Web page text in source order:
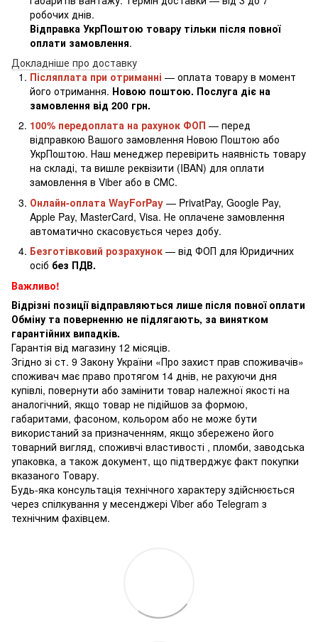
робочих днів.
Відправка УкрПоштою товару тільки після повної
оплати замовлення.
Докладніше про доставку
Післяплата при отриманні — оплата товару в момент
його отримання. Новою поштою. Послуга діє на
замовлення від 200 грн.
100% передоплата на рахунок ФОП — перед
відправкою Вашого замовлення Новою Поштою або
УкрПоштою. Наш менеджер перевірить наявність товару
на складі, та вишле реквізити (IBAN) для оплати
замовлення в Viber або в СМС.
Онлайн-оплата WayForPay — PrivatPay, Google Pay,
Apple Pay, MasterCard, Visa. Не оплачене замовлення
автоматично скасовується через добу.
Безготівковий розрахунок — від ФОП для Юридичних
осіб без ПДВ.
Важливо!
Відрізні позиції відправляються лише після повної оплати
Обміну та поверненню не підлягають, за винятком
гарантійних випадків.
Гарантія від магазину 12 місяців.
Згідно зі ст. 9 Закону України «Про захист прав споживачів»
споживач має право протягом 14 днів, не рахуючи дня
купівлі, повернути або замінити товар належної якості на
аналогічний, якщо товар не підійшов за формою,
габаритами, фасоном, кольором або не може бути
використаний за призначенням, якщо збережено його
товарний вигляд, споживчі властивості , пломби, заводська
упаковка, а також документ, що підтверджує факт покупки
вказаного Товару.
Будь-яка консультація технічного характеру здійснюється
через спілкування у месенджері Viber або Telegram з
технічним фахівцем.